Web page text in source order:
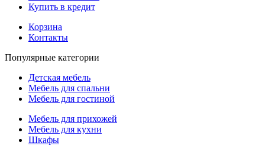
Купить в кредит
Корзина
Контакты
Популярные категории
Детская мебель
Мебель для спальни
Мебель для гостиной
Мебель для прихожей
Мебель для кухни
Шкафы